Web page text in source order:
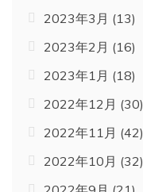
2023年3月 (13)
2023年2月 (16)
2023年1月 (18)
2022年12月 (30)
2022年11月 (42)
2022年10月 (32)